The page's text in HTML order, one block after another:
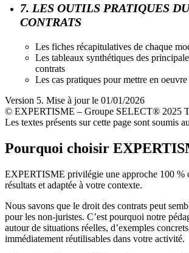
7. LES OUTILS PRATIQUES
CONTRATS
Les fiches récapitulatives de chaque
Les tableaux synthétiques des
contrats
Les cas pratiques pour mettre en oeuvre
Version 5. Mise à jour le 01/01/2026
© EXPERTISME – Groupe SELECT® 2025
Les textes présents sur cette page sont soumis
Pourquoi choisir
EXPERTISME privilégie une approche 100 %
résultats et adaptée à votre contexte.
Nous savons que le droit des contrats peut
pour les non-juristes. C’est pourquoi notre
autour de situations réelles, d’exemples
immédiatement réutilisables dans votre activité.